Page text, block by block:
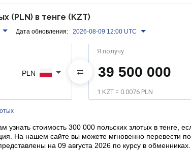
(PLN) в тенге (KZT)
Дата обновления: 2026-08-09 12:00 UTC
PLN
Я получу
1 KZT = 0.0076 PLN
узнать стоимость 300 000 польских злотых в тенге,
На нашем сайте вы можете мгновенно перевести
на 09 августа 2026 по курсу в